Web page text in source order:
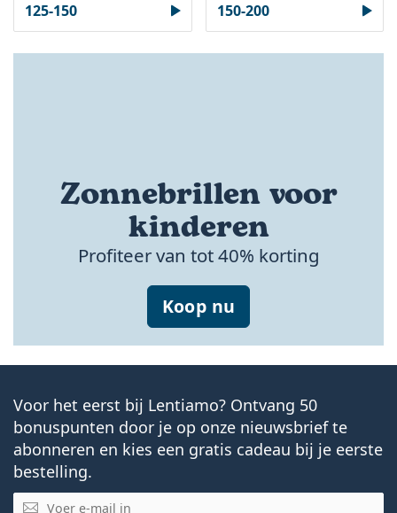
125-150 150-200
Zonnebrillen voor
kinderen
Profiteer van tot 40% korting
Koop nu
Voor het eerst bij Lentiamo? Ontvang 50
bonuspunten door je op onze nieuwsbrief te
abonneren en kies een gratis cadeau bij je eerste
bestelling.
E-mail